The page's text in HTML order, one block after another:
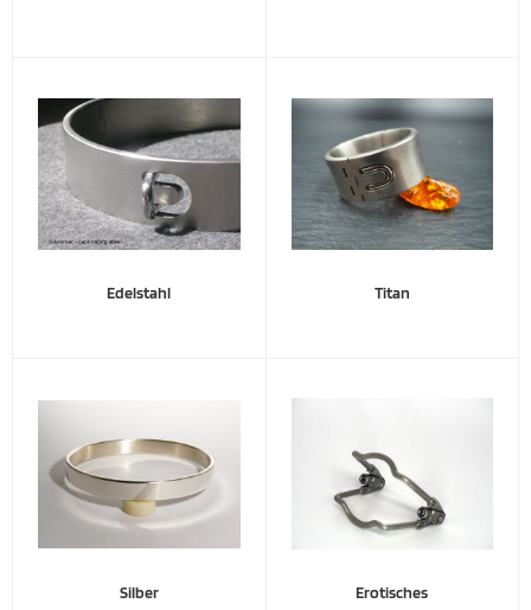
Edelstahl Titan
Silber Erotisches